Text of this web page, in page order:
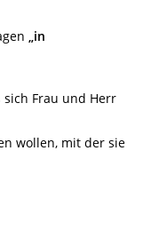
„in
sich Frau und Herr
wollen, mit der sie